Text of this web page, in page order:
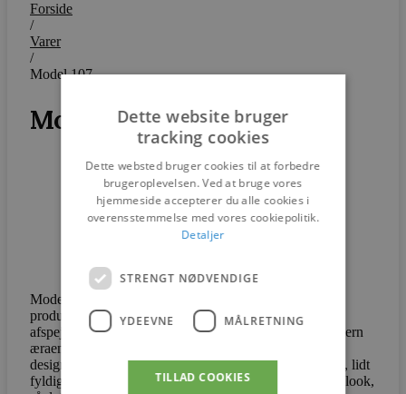
Forside
/
Varer
/
Model 107
Model 107
Model 107 blev designet i 1950’erne og oprindeligt
produceret af Magnus Olesen i 1956. Stolens detaljer
afspejler det originale, klassiske design fra Danish Modern
æraen. Stolen repræsenterer Ib Kofod-Larsens
designtilgang, når den er bedst: at designe en behagelig, lidt
fyldig loungestol og alligevel give den et elegant og let look,
Dette website bruger
tracking cookies
Dette websted bruger cookies til at forbedre
brugeroplevelsen. Ved at bruge vores
hjemmeside accepterer du alle cookies i
overensstemmelse med vores cookiepolitik.
Detaljer
STRENGT NØDVENDIGE
YDEEVNE MÅLRETNING
TILLAD COOKIES